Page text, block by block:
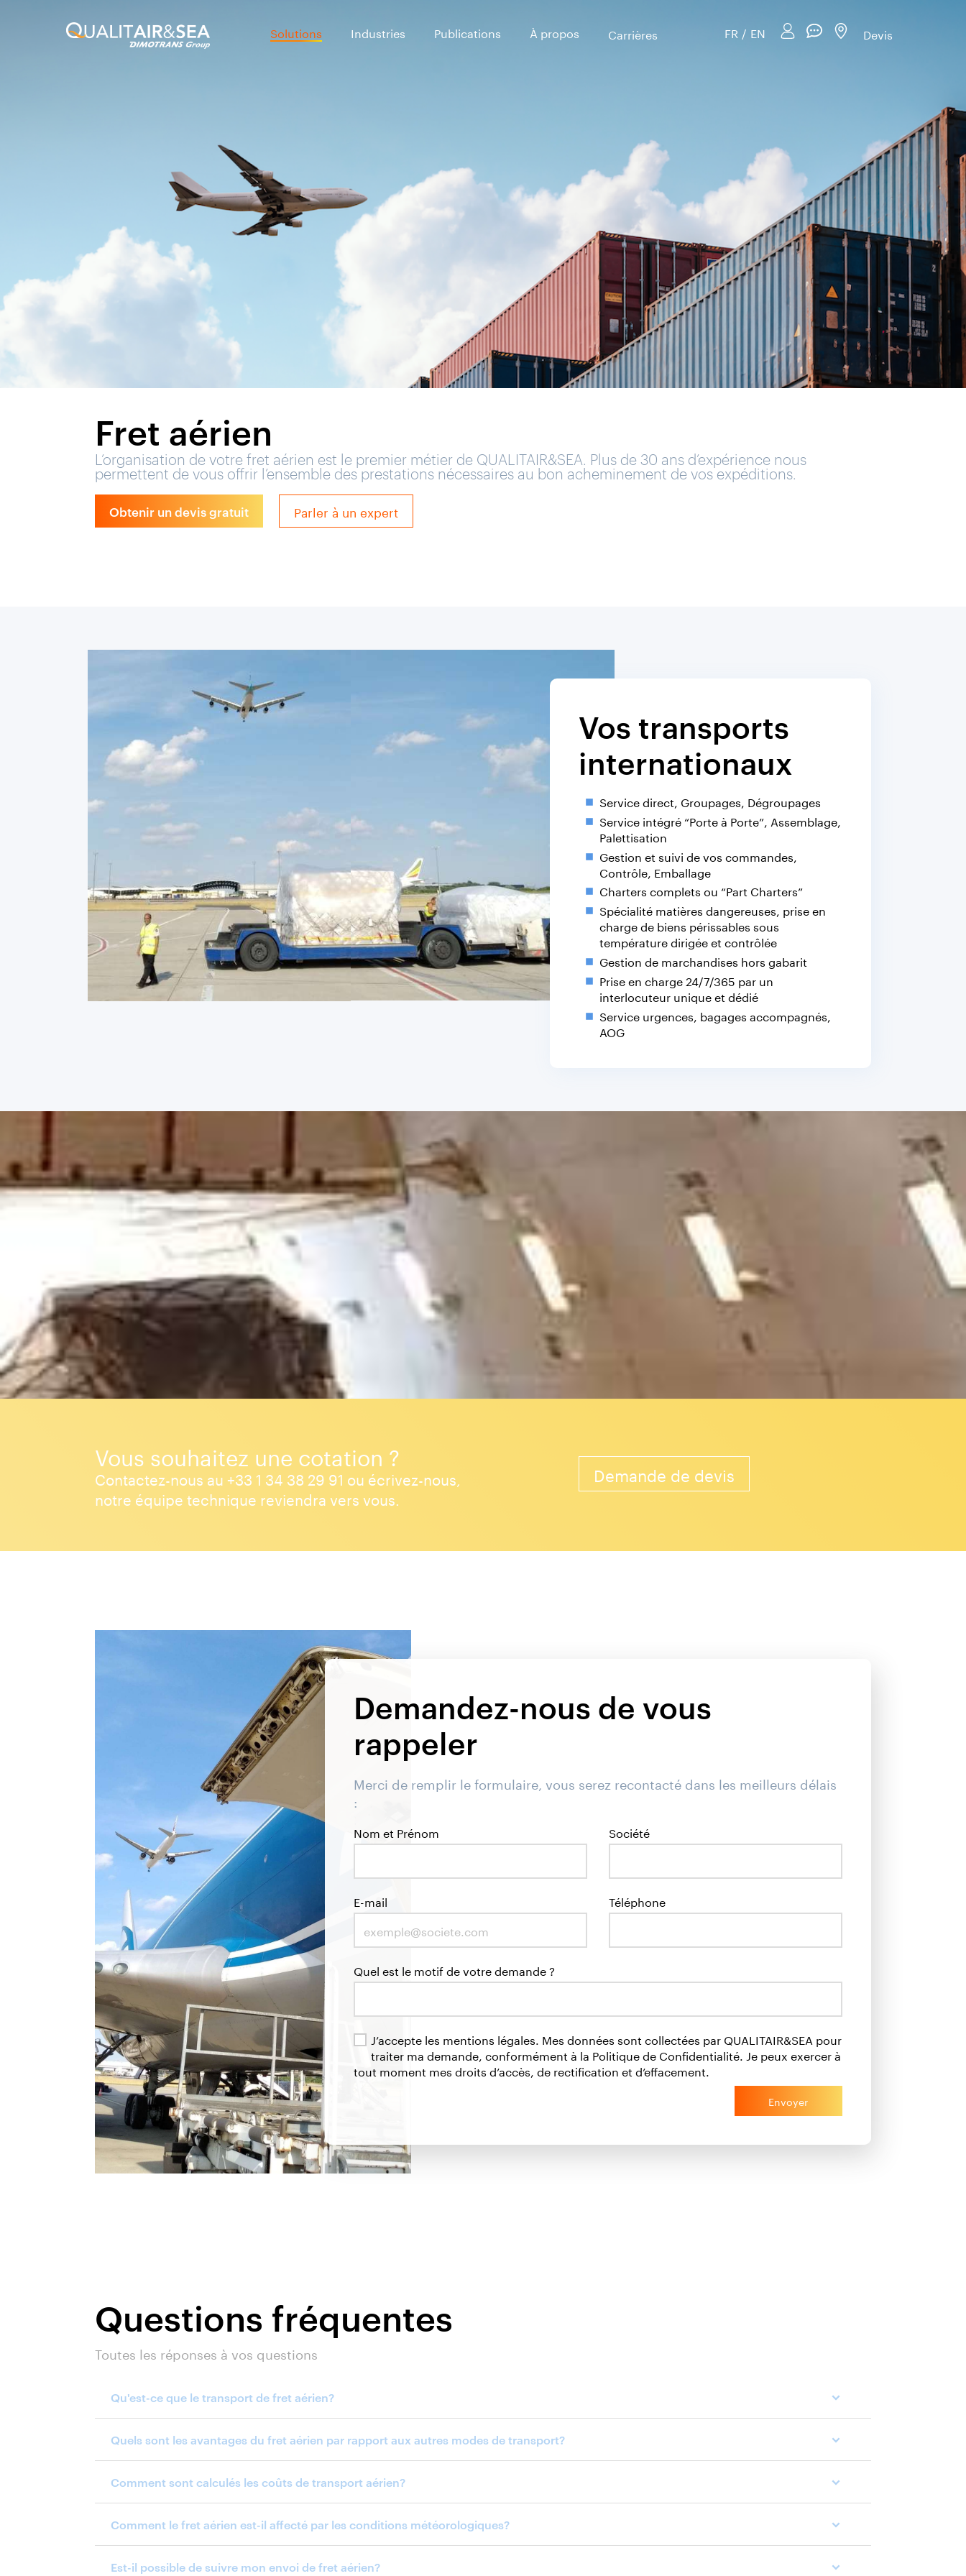
Solutions Industries Publications À propos Carrières FR / EN Devis
Fret aérien
L’organisation de votre fret aérien est le premier métier de QUALITAIR&SEA. Plus de 30 ans d’expérience nous
permettent de vous offrir l’ensemble des prestations nécessaires au bon acheminement de vos expéditions.
Obtenir un devis gratuit Parler à un expert
Vos transports
internationaux
Service direct, Groupages, Dégroupages
Service intégré “Porte à Porte”, Assemblage,
Palettisation
Gestion et suivi de vos commandes,
Contrôle, Emballage
Charters complets ou “Part Charters”
Spécialité matières dangereuses, prise en
charge de biens périssables sous
température dirigée et contrôlée
Gestion de marchandises hors gabarit
Prise en charge 24/7/365 par un
interlocuteur unique et dédié
Service urgences, bagages accompagnés,
AOG
Vous souhaitez une cotation ?
Contactez-nous au +33 1 34 38 29 91 ou écrivez-nous,
notre équipe technique reviendra vers vous.
Demande de devis
Demandez-nous de vous
rappeler
Merci de remplir le formulaire, vous serez recontacté dans les meilleurs délais
:
Nom et Prénom Société
E-mail Téléphone
Quel est le motif de votre demande ?
J’accepte les mentions légales. Mes données sont collectées par QUALITAIR&SEA pour
traiter ma demande, conformément à la Politique de Confidentialité. Je peux exercer à
tout moment mes droits d’accès, de rectification et d’effacement.
Envoyer
Questions fréquentes
Toutes les réponses à vos questions
Qu'est-ce que le transport de fret aérien?
Quels sont les avantages du fret aérien par rapport aux autres modes de transport?
Comment sont calculés les coûts de transport aérien?
Comment le fret aérien est-il affecté par les conditions météorologiques?
Est-il possible de suivre mon envoi de fret aérien?